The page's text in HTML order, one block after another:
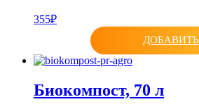
355₽
ДОБАВИТЬ
Биокомпост, 70 л